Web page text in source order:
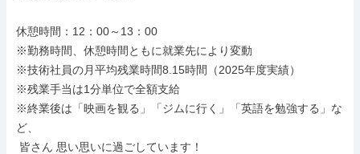
休憩時間：12：00～13：00
※勤務時間、休憩時間ともに就業先により変動
※技術社員の月平均残業時間8.15時間（2025年度実績）
※残業手当は1分単位で全額支給
※終業後は「映画を観る」「ジムに行く」「英語を勉強する」な
ど、
皆さん 思い思いに過ごしています！